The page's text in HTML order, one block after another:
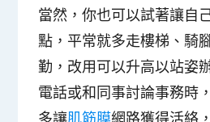
當然，你也可以試著讓自
點，平常就多走樓梯、騎
勤，改用可以升高以站姿
電話或和同事討論事務時